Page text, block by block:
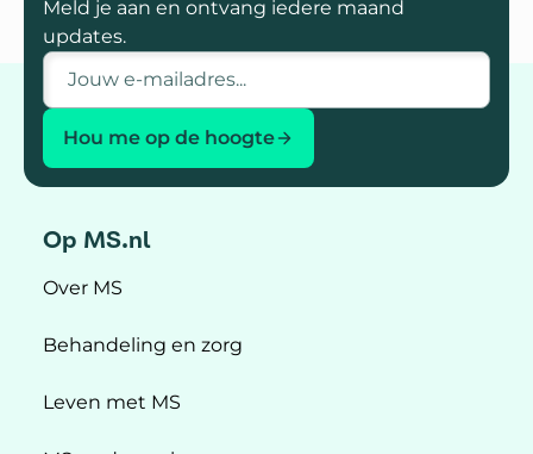
Meld je aan en ontvang iedere maand
updates.
E-mailadres
Hou me op de hoogte
Op MS.nl
Over MS
Behandeling en zorg
Leven met MS